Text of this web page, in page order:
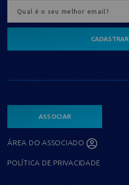
CADASTRAR
ASSOCIAR
ÁREA DO ASSOCIADO
POLÍTICA DE PRIVACIDADE